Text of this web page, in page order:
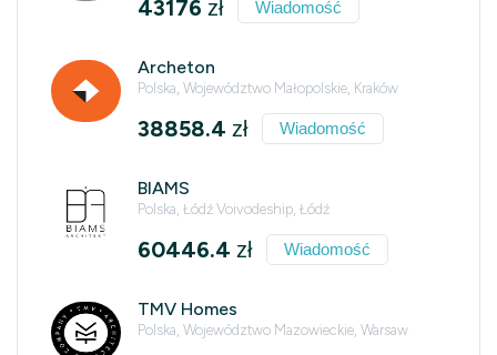
43176 zł Wiadomość
Archeton
Polska, Województwo Małopolskie, Kraków
38858.4 zł Wiadomość
BIAMS
Polska, Łódź Voivodeship, Łódź
60446.4 zł Wiadomość
TMV Homes
Polska, Województwo Mazowieckie, Warsaw